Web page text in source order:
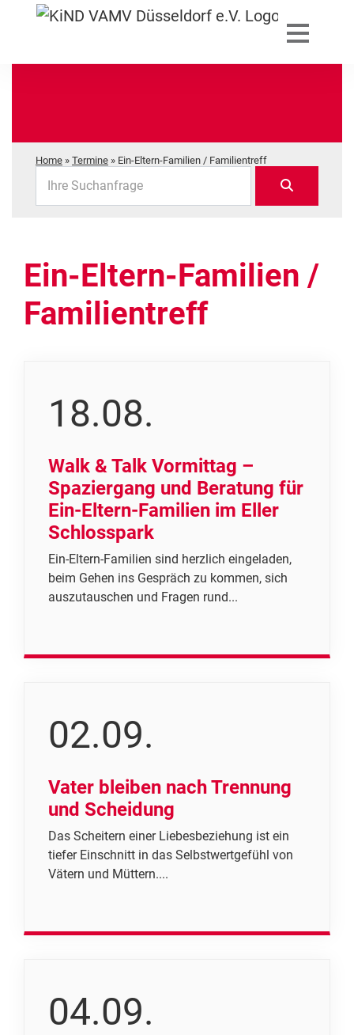
Home » Termine » Ein-Eltern-Familien / Familientreff
Ihre Suchanfrage
Ein-Eltern-Familien /
Familientreff
18.08.
Walk & Talk Vormittag –
Spaziergang und Beratung für
Ein-Eltern-Familien im Eller
Schlosspark
Ein-Eltern-Familien sind herzlich eingeladen,
beim Gehen ins Gespräch zu kommen, sich
auszutauschen und Fragen rund...
02.09.
Vater bleiben nach Trennung
und Scheidung
Das Scheitern einer Liebesbeziehung ist ein
tiefer Einschnitt in das Selbstwertgefühl von
Vätern und Müttern....
04.09.